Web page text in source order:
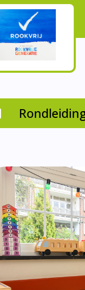
aanbod
op het gebied
we samen.
met een